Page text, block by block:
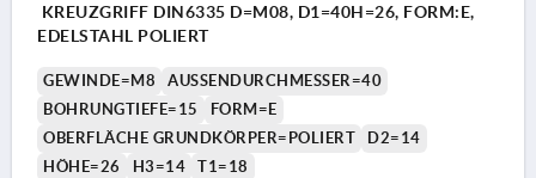
KREUZGRIFF DIN6335 D=M08, D1=40H=26, FORM:E,
EDELSTAHL POLIERT
GEWINDE=M8
AUSSENDURCHMESSER=40
BOHRUNGTIEFE=15
FORM=E
OBERFLÄCHE GRUNDKÖRPER=POLIERT
D2=14
HÖHE=26
H3=14 T1=18